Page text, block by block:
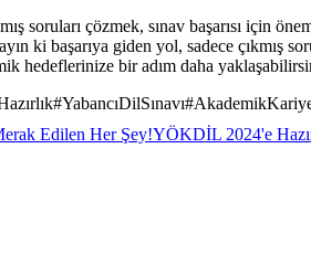
soruları çözmek, sınav başarısı için
ki başarıya giden yol, sadece
hedeflerinize bir adım daha
#YabancıDilSınavı#
Edilen Her Şey!YÖKDİL 2024'e